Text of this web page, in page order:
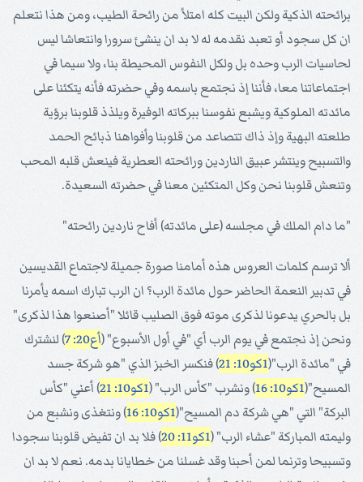
برائحته الذكية ولكن البيت كله امتلأ من رائحة الطيب، ومن هذا نتعلم
ان كل سجود أو تعبد نقدمه له لا بد ان ينشئ سرورا وانتعاشا ليس
لحاسيات الرب وحده بل ولكل النفوس المحيطة بنا، ولا سيما في
اجتماعاتنا معا، فأننا إذ نجتمع باسمه وفي حضرته فأنه يتكئنا على
مائدته الملوكية ويشبع نفوسنا ببركاته الوفيرة ويلذذ قلوبنا برؤية
طلعته البهية وإذ ذاك تتصاعد من قلوبنا وأفواهنا ذبائح الحمد
والتسبيح وينتشر عبيق الناردين ورائحته العطرية فينعش قلبه المحب
وتنعش قلوبنا نحن وكل المتكئين معنا في حضرته السعيدة.
"ما دام الملك في مجلسه (على مائدته) أفاح ناردين رائحته"
ألا ترسم كلمات العروس هذه أمامنا صورة جميلة لاجتماع القديسين
في تدبير النعمة الحاضر حول مائدة الرب؟ ان الرب تبارك اسمه يأمرنا
بل بالحري يدعونا لذكرى موته فوق الصليب قائلا "أصنعوا هذا لذكرى"
ونحن إذ نجتمع في يوم الرب أي "في أول الأسبوع" (أع20: 7
) لنشترك
في "مائدة الرب"(1كو10: 21
) فنكسر الخبز الذي "هو شركة جسد
المسيح"(1كو10: 16 ) ونشرب "كأس الرب" (1كو10: 21
) أعني "كأس
البركة" التي "هي شركة دم المسيح"(1كو10: 16
) ونتغذى ونشبع من
وليمته المباركة "عشاء الرب" (1كو11: 20
) فلا بد ان تفيض قلوبنا سجودا
وتسبيحا وترنما لمن أحبنا وقد غسلنا من خطايانا بدمه. نعم لا بد ان